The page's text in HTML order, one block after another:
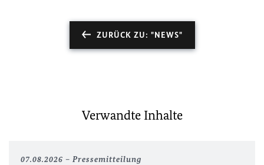
ZURÜCK ZU: "NEWS"
Verwandte Inhalte
07.08.2026 Pressemitteilung